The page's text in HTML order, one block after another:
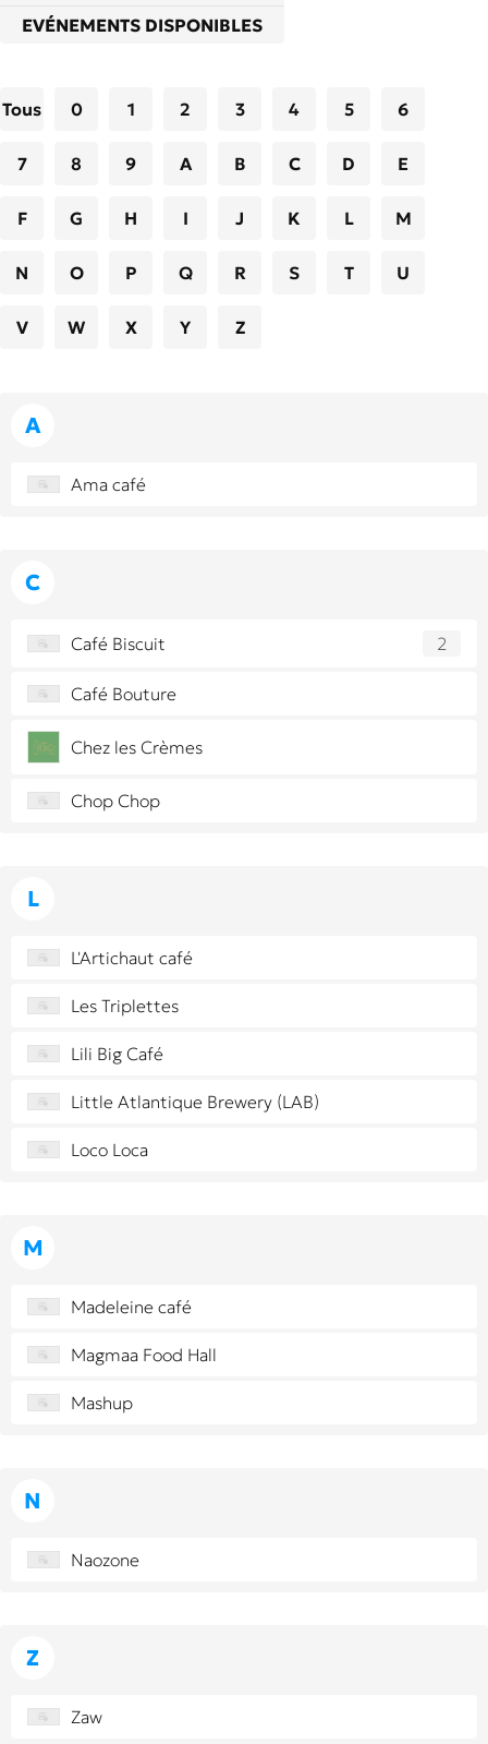
EVÉNEMENTS DISPONIBLES
Tous 0 1 2 3 4 5 6
7 8 9 A B C D E
F G H I J K L M
N O P Q R S T U
V W X Y Z
A
Ama café
C
Café Biscuit 2
Café Bouture
Chez les Crèmes
Chop Chop
L
L'Artichaut café
Les Triplettes
Lili Big Café
Little Atlantique Brewery (LAB)
Loco Loca
M
Madeleine café
Magmaa Food Hall
Mashup
N
Naozone
Z
Zaw